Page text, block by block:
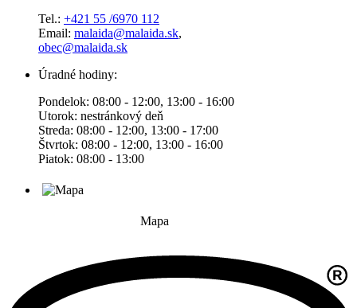
Tel.: +421 55 /6970 112
Email: malaida@malaida.sk,
obec@malaida.sk
Úradné hodiny:
Pondelok: 08:00 - 12:00, 13:00 - 16:00
Utorok: nestránkový deň
Streda: 08:00 - 12:00, 13:00 - 17:00
Štvrtok: 08:00 - 12:00, 13:00 - 16:00
Piatok: 08:00 - 13:00
Mapa